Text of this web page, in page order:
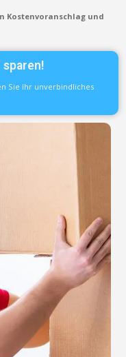
Kostenvoranschlag und
Sie Ihr unverbindliches